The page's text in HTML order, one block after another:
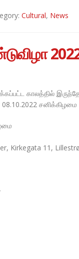
Cultural, News
காலத்தில்
Kirkegata 11,